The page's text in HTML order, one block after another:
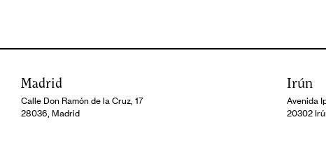
Madrid
Calle Don Ramón de la Cruz, 17
28036, Madrid
Irún
Avenida
20302